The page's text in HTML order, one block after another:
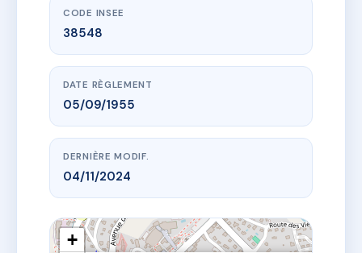
CODE INSEE
38548
DATE RÈGLEMENT
05/09/1955
DERNIÈRE MODIF.
04/11/2024
+